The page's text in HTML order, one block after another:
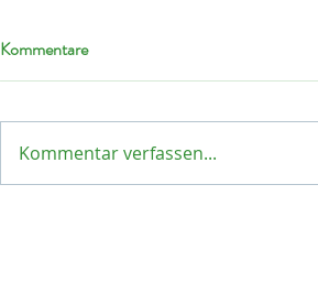
Kommentare
Kommentar verfassen...